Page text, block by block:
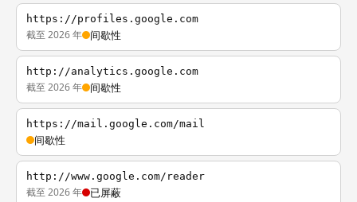
https://profiles.google.com
截至 2026 年 间歇性
http://analytics.google.com
截至 2026 年 间歇性
https://mail.google.com/mail
间歇性
http://www.google.com/reader
截至 2026 年 已屏蔽